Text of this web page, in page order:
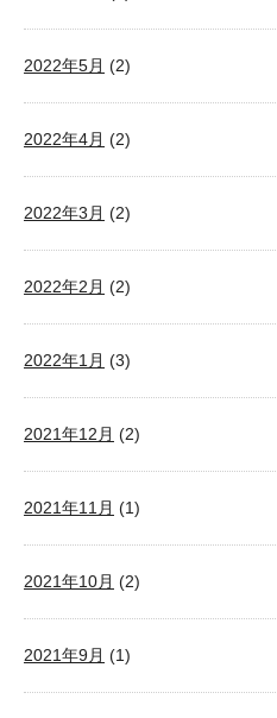
2022年5月 (2)
2022年4月 (2)
2022年3月 (2)
2022年2月 (2)
2022年1月 (3)
2021年12月 (2)
2021年11月 (1)
2021年10月 (2)
2021年9月 (1)